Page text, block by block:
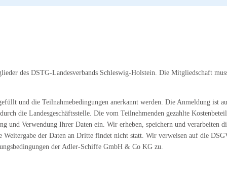
des DSTG-Landesverbands Schleswig-Holstein. Die Mitgliedschaft
und die Teilnahmebedingungen anerkannt werden. Die Anmeldung ist
die Landesgeschäftsstelle. Die vom Teilnehmenden gezahlte
Verwendung Ihrer Daten ein. Wir erheben, speichern und verarbeiten
der Daten an Dritte findet nicht statt. Wir verweisen auf die
der Adler-Schiffe GmbH & Co KG zu.